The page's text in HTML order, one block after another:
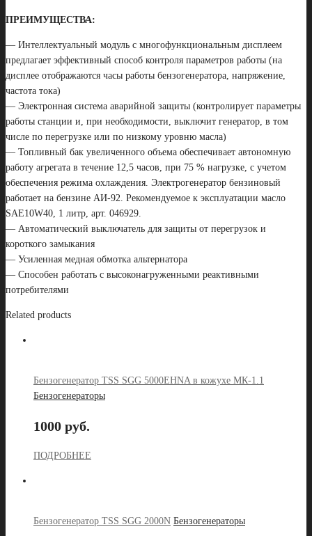
ПРЕИМУЩЕСТВА:
— Интеллектуальный модуль с многофункциональным дисплеем
предлагает эффективный способ контроля параметров работы (на
дисплее отображаются часы работы бензогенератора, напряжение,
частота тока)
— Электронная система аварийной защиты (контролирует параметры
работы станции и, при необходимости, выключит генератор, в том
числе по перегрузке или по низкому уровню масла)
— Топливный бак увеличенного объема обеспечивает автономную
работу агрегата в течение 12,5 часов, при 75 % нагрузке, с учетом
обеспечения режима охлаждения. Электрогенератор бензиновый
работает на бензине АИ-92. Рекомендуемое к эксплуатации масло
SAE10W40, 1 литр, арт. 046929.
— Автоматический выключатель для защиты от перегрузок и
короткого замыкания
— Усиленная медная обмотка альтернатора
— Способен работать с высоконагруженными реактивными
потребителями
Related products
Бензогенератор TSS SGG 5000EHNA в кожухе МК-1.1
Бензогенераторы
1000 руб.
ПОДРОБНЕЕ
Бензогенератор TSS SGG 2000N Бензогенераторы